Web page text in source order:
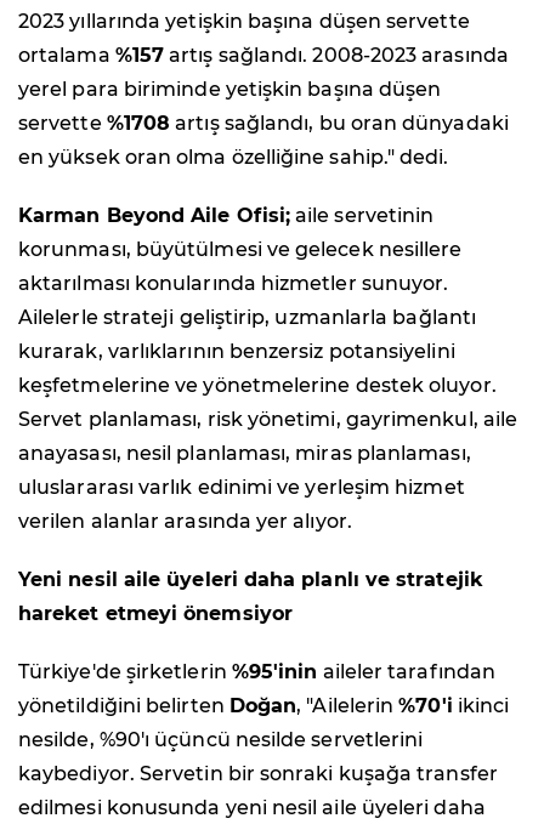
2023 yıllarında yetişkin başına düşen servette
ortalama %157 artış sağlandı. 2008-2023 arasında
yerel para biriminde yetişkin başına düşen
servette %1708 artış sağlandı, bu oran dünyadaki
en yüksek oran olma özelliğine sahip." dedi.
Karman Beyond Aile Ofisi; aile servetinin
korunması, büyütülmesi ve gelecek nesillere
aktarılması konularında hizmetler sunuyor.
Ailelerle strateji geliştirip, uzmanlarla bağlantı
kurarak, varlıklarının benzersiz potansiyelini
keşfetmelerine ve yönetmelerine destek oluyor.
Servet planlaması, risk yönetimi, gayrimenkul, aile
anayasası, nesil planlaması, miras planlaması,
uluslararası varlık edinimi ve yerleşim hizmet
verilen alanlar arasında yer alıyor.
Yeni nesil aile üyeleri daha planlı ve stratejik
hareket etmeyi önemsiyor
Türkiye'de şirketlerin %95'inin aileler tarafından
yönetildiğini belirten Doğan, "Ailelerin%70'i ikinci
nesilde, %90'ı üçüncü nesilde servetlerini
kaybediyor. Servetin bir sonraki kuşağa transfer
edilmesi konusunda yeni nesil aile üyeleri daha